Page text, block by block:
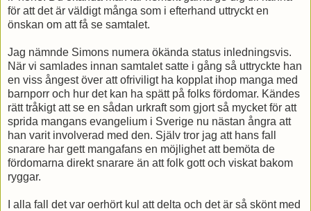
för att det är väldigt många som i efterhand uttryckt en
önskan om att få se samtalet.
Jag nämnde Simons numera ökända status inledningsvis.
När vi samlades innan samtalet satte i gång så uttryckte han
en viss ångest över att ofriviligt ha kopplat ihop manga med
barnporr och hur det kan ha spätt på folks fördomar. Kändes
rätt tråkigt att se en sådan urkraft som gjort så mycket för att
sprida mangans evangelium i Sverige nu nästan ångra att
han varit involverad med den. Själv tror jag att hans fall
snarare har gett mangafans en möjlighet att bemöta de
fördomarna direkt snarare än att folk gott och viskat bakom
ryggar.
I alla fall det var oerhört kul att delta och det är så skönt med